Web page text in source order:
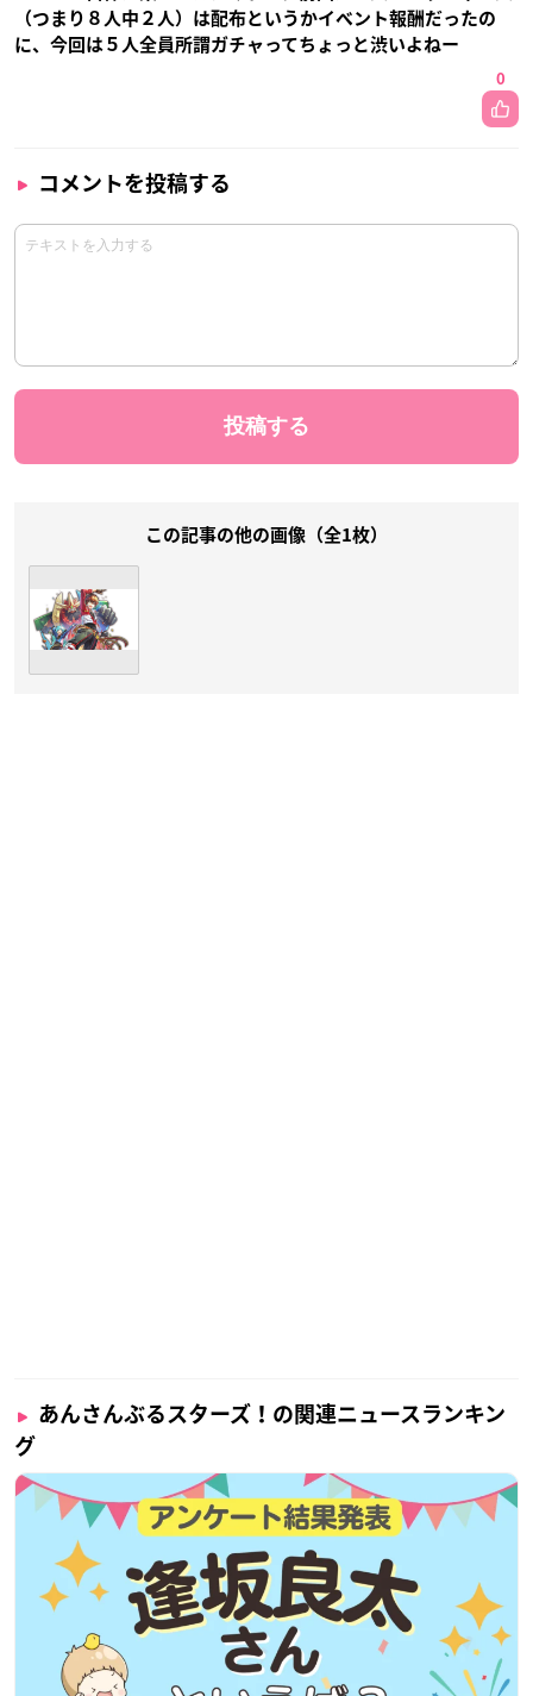
（つまり８人中２人）は配布というかイベント報酬だったの
に、今回は５人全員所謂ガチャってちょっと渋いよねー
0
コメントを投稿する
この記事の他の画像（全1枚）
あんさんぶるスターズ！の関連ニュースランキン
グ